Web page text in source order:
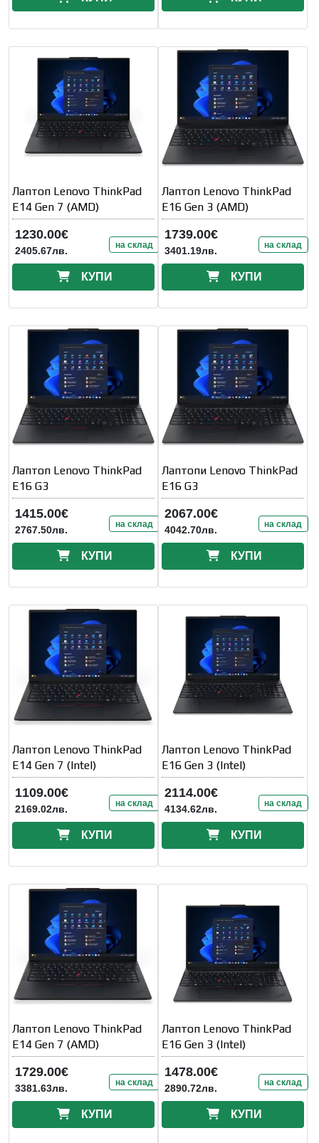
Лаптоп Lenovo ThinkPad
E14 Gen 7 (AMD)
1230.00€
2405.67лв. на склад
КУПИ
Лаптоп Lenovo ThinkPad
E16 Gen 3 (AMD)
1739.00€
3401.19лв. на склад
КУПИ
Лаптоп Lenovo ThinkPad
E16 G3
1415.00€
2767.50лв. на склад
КУПИ
Лаптопи Lenovo ThinkPad
E16 G3
2067.00€
4042.70лв. на склад
КУПИ
Лаптоп Lenovo ThinkPad
E14 Gen 7 (Intel)
1109.00€
2169.02лв. на склад
КУПИ
Лаптоп Lenovo ThinkPad
E16 Gen 3 (Intel)
2114.00€
4134.62лв. на склад
КУПИ
Лаптоп Lenovo ThinkPad
E14 Gen 7 (AMD)
1729.00€
3381.63лв. на склад
КУПИ
Лаптоп Lenovo ThinkPad
E16 Gen 3 (Intel)
1478.00€
2890.72лв. на склад
КУПИ